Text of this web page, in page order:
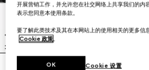
开展营销工作，并允许您在社交网络上共享我们的内
表示您同意本使用条款。
要了解此类技术及其在本网站上的使用相关的更多信
Cookie 政策。
Cookie 设置
OK